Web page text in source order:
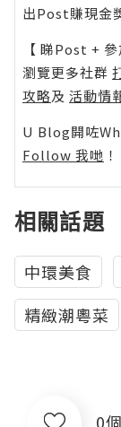
出Post賺現金
【 睇Post + 參
瀏覽更多社群
攻略及 活動情
U Blog開咗
Follow 我哋 ！
相關話題
中環美食
精緻潮粵菜
0